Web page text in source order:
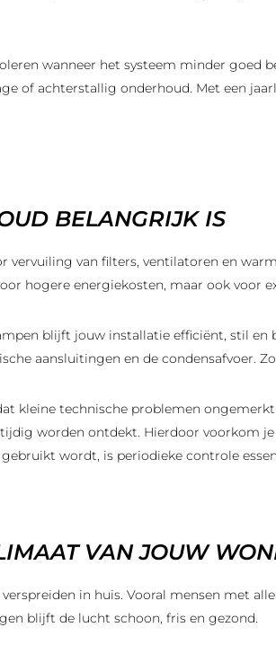
wanneer het systeem minder goed
of achterstallig onderhoud. Met een
BELANGRIJK IS
van filters, ventilatoren en
hogere energiekosten, maar ook voor
blijft jouw installatie efficiënt, stil
aansluitingen en de condensafvoer.
kleine technische problemen
worden ontdekt. Hierdoor voorkom
wordt, is periodieke controle
VAN JOUW
in huis. Vooral mensen met
blijft de lucht schoon, fris en gezond.